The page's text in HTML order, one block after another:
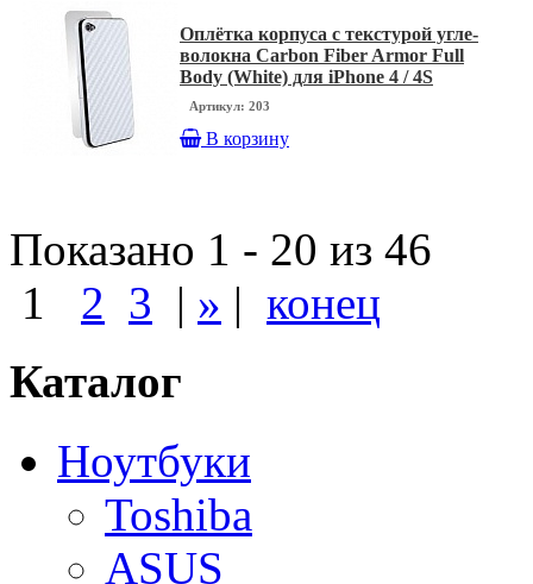
Оплётка корпуса с текстурой угле-
волокна Carbon Fiber Armor Full
Body (White) для iPhone 4 / 4S
Артикул: 203
В корзину
Показано 1 - 20 из 46
1
2 3 | » | конец
Каталог
Ноутбуки
Toshiba
ASUS